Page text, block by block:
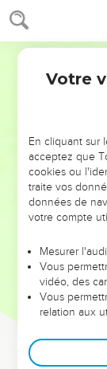
Jérémie
demande : ‘Quel
quel est ce
l'Eternel.
Et le
prétendra avoir
contre lui et
Vous
frère : ‘Qu'a
mais de
plus. En effet, la
puisque vous
» Voici ce que
l'Eternel ? Qu'a
Et si vous
l'Eternel, alors
présentez telle
que j’ai envoyé
Votre
En cliquant sur
acceptez que
cookies ou
traite vos
données de
votre compte
Mesurer
Vous
vidéo, des
Vous
relation aux